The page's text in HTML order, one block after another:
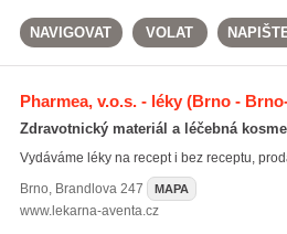
NAVIGOVAT VOLAT
Pharmea, v.o.s. - léky(Brno -
Zdravotnický materiál a léčebná
Vydáváme léky na recept i bez receptu,
Brno, Brandlova 247 MAPA
www.lekarna-aventa.cz